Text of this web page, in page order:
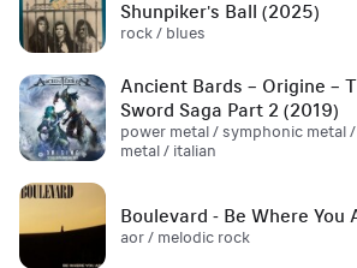
Shunpiker's Ball (2025)
rock / blues
Ancient Bards – Origine –
Sword Saga Part 2 (2019)
power metal / symphonic metal
metal / italian
Boulevard - Be Where You
aor / melodic rock